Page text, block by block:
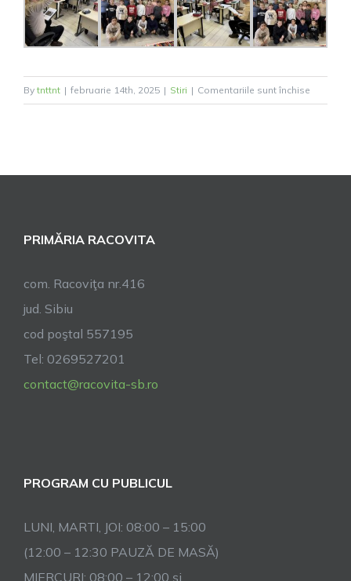
By tnttnt | februarie 14th, 2025 | Stiri | Comentariile sunt închise
Ziua
PRIMĂRIA RACOVITA
com. Racoviţa nr.416
jud. Sibiu
cod poştal 557195
Tel: 0269527201
contact@racovita-sb.ro
PROGRAM CU PUBLICUL
LUNI, MARTI, JOI: 08:00 – 15:00
(12:00 – 12:30 PAUZĂ DE MASĂ)
MIERCURI: 08:00 – 12:00 și